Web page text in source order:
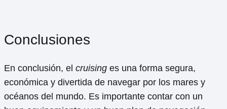
Conclusiones
En conclusión, el cruising es una forma segura,
económica y divertida de navegar por los mares y
océanos del mundo. Es importante contar con un